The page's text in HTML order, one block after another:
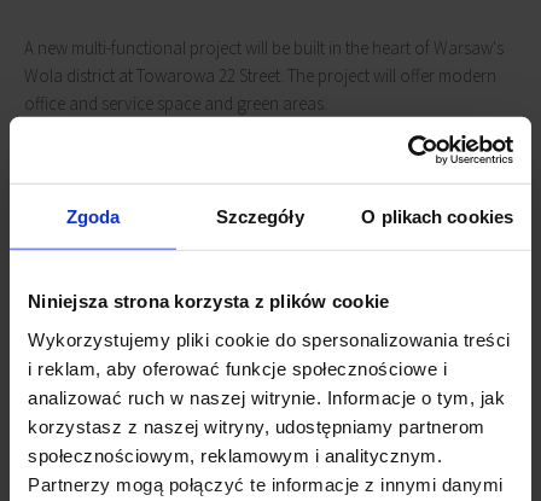
Zgoda Szczegóły O plikach cookies
Niniejsza strona korzysta z plików cookie
Wykorzystujemy pliki cookie do spersonalizowania treści
i reklam, aby oferować funkcje społecznościowe i
analizować ruch w naszej witrynie. Informacje o tym, jak
korzystasz z naszej witryny, udostępniamy partnerom
społecznościowym, reklamowym i analitycznym.
Partnerzy mogą połączyć te informacje z innymi danymi
A new multi-functional project will be built in the heart of Warsaw's
Wola district at Towarowa 22 Street. The project will offer modern
office and service space and green areas.
The complex's first building, Office House, is currently under
services along with a green area for rest. Offices and green loggias
will be built on the remaining floors.
Connected news
AFI Office House with new certificates(20 January 2026)
Smart energy management in Office House(16
September 2025)
Office House with occupancy permit(28 May 2025)
Office House has earned BREEAM certification(23 April